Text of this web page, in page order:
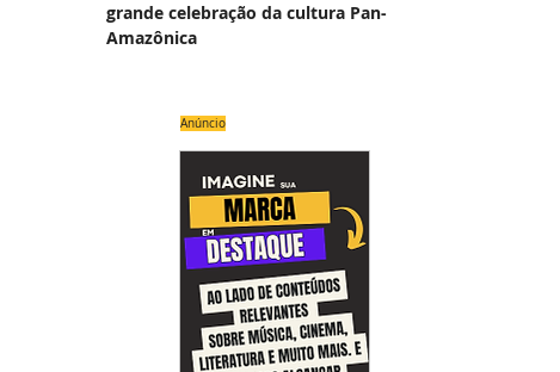
grande celebração da cultura Pan-
Amazônica
Anúncio